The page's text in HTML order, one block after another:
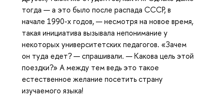
тогда — а это было после распада СССР, в
начале 1990-х годов, — несмотря на новое время,
такая инициатива вызывала непонимание у
некоторых университетских педагогов. «Зачем
он туда едет? — спрашивали. — Какова цель этой
поездки?» А между тем ведь это такое
естественное желание посетить страну
изучаемого языка!